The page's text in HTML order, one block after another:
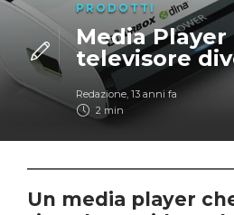
PRODOTTI
Media Player
televisore
Redazione, 13 anni fa
2 min
Un media player